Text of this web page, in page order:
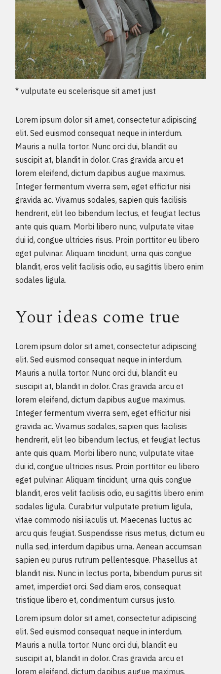
* vulputate eu scelerisque sit amet just
Lorem ipsum dolor sit amet, consectetur adipiscing
elit. Sed euismod consequat neque in interdum.
Mauris a nulla tortor. Nunc orci dui, blandit eu
suscipit at, blandit in dolor. Cras gravida arcu et
lorem eleifend, dictum dapibus augue maximus.
Integer fermentum viverra sem, eget efficitur nisi
gravida ac. Vivamus sodales, sapien quis facilisis
hendrerit, elit leo bibendum lectus, et feugiat lectus
ante quis quam. Morbi libero nunc, vulputate vitae
dui id, congue ultricies risus. Proin porttitor eu libero
eget pulvinar. Aliquam tincidunt, urna quis congue
blandit, eros velit facilisis odio, eu sagittis libero enim
sodales ligula.
Your ideas come true
Lorem ipsum dolor sit amet, consectetur adipiscing
elit. Sed euismod consequat neque in interdum.
Mauris a nulla tortor. Nunc orci dui, blandit eu
suscipit at, blandit in dolor. Cras gravida arcu et
lorem eleifend, dictum dapibus augue maximus.
Integer fermentum viverra sem, eget efficitur nisi
gravida ac. Vivamus sodales, sapien quis facilisis
hendrerit, elit leo bibendum lectus, et feugiat lectus
ante quis quam. Morbi libero nunc, vulputate vitae
dui id, congue ultricies risus. Proin porttitor eu libero
eget pulvinar. Aliquam tincidunt, urna quis congue
blandit, eros velit facilisis odio, eu sagittis libero enim
sodales ligula. Curabitur vulputate pretium ligula,
vitae commodo nisi iaculis ut. Maecenas luctus ac
arcu quis feugiat. Suspendisse risus metus, dictum eu
nulla sed, interdum dapibus urna. Aenean accumsan
sapien eu purus rutrum pellentesque. Phasellus at
blandit nisi. Nunc in lectus porta, bibendum purus sit
amet, imperdiet orci. Sed diam eros, consequat
tristique libero et, condimentum cursus justo.
Lorem ipsum dolor sit amet, consectetur adipiscing
elit. Sed euismod consequat neque in interdum.
Mauris a nulla tortor. Nunc orci dui, blandit eu
suscipit at, blandit in dolor. Cras gravida arcu et
lorem eleifend, dictum dapibus augue maximus.